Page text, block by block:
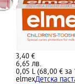
3,40 €
6,65 лв.
0,05 L (68,00 € за
elmexДетска